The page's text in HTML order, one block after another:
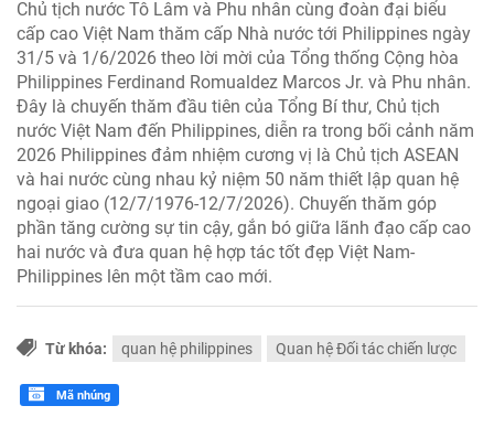
Chủ tịch nước Tô Lâm và Phu nhân cùng đoàn đại biểu
cấp cao Việt Nam thăm cấp Nhà nước tới Philippines ngày
31/5 và 1/6/2026 theo lời mời của Tổng thống Cộng hòa
Philippines Ferdinand Romualdez Marcos Jr. và Phu nhân.
Đây là chuyến thăm đầu tiên của Tổng Bí thư, Chủ tịch
nước Việt Nam đến Philippines, diễn ra trong bối cảnh năm
2026 Philippines đảm nhiệm cương vị là Chủ tịch ASEAN
và hai nước cùng nhau kỷ niệm 50 năm thiết lập quan hệ
ngoại giao (12/7/1976-12/7/2026). Chuyến thăm góp
phần tăng cường sự tin cậy, gắn bó giữa lãnh đạo cấp cao
hai nước và đưa quan hệ hợp tác tốt đẹp Việt Nam-
Philippines lên một tầm cao mới.
Từ khóa: quan hệ philippines Quan hệ Đối tác chiến lược
Mã nhúng